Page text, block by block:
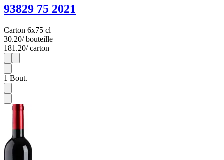
93829 75 2021
Carton 6x75 cl
30.20/ bouteille
181.20/ carton
1
1 Bout.